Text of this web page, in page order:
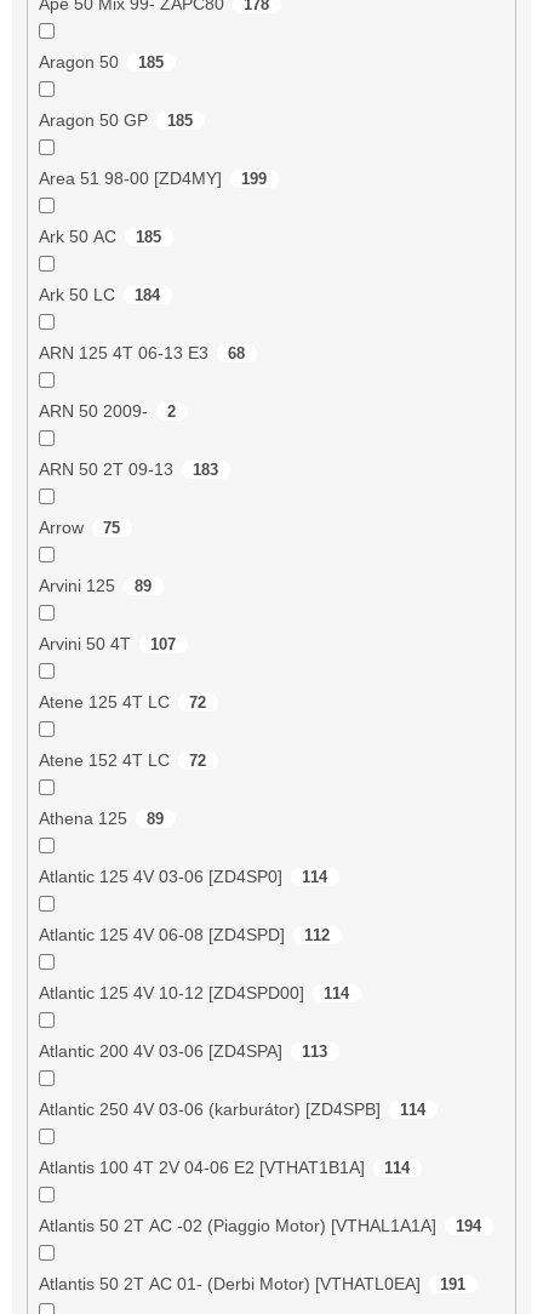
178
Aragon 50 185
Aragon 50 GP 185
Area 51 98-00 [ZD4MY] 199
Ark 50 AC 185
Ark 50 LC 184
ARN 125 4T 06-13 E3 68
ARN 50 2009- 2
ARN 50 2T 09-13 183
Arrow 75
Arvini 125 89
Arvini 50 4T 107
Atene 125 4T LC 72
Atene 152 4T LC 72
Athena 125 89
Atlantic 125 4V 03-06 [ZD4SP0] 114
Atlantic 125 4V 06-08 [ZD4SPD] 112
Atlantic 125 4V 10-12 [ZD4SPD00] 114
Atlantic 200 4V 03-06 [ZD4SPA] 113
Atlantic 250 4V 03-06 (karburátor) [ZD4SPB] 114
Atlantis 100 4T 2V 04-06 E2 [VTHAT1B1A] 114
Atlantis 50 2T AC -02 (Piaggio Motor) [VTHAL1A1A] 194
Atlantis 50 2T AC 01- (Derbi Motor) [VTHATL0EA] 191